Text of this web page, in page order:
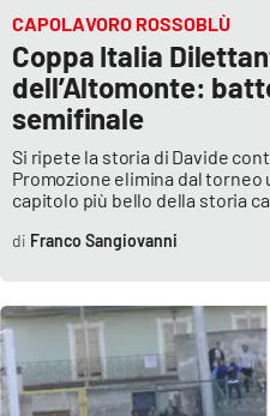
Lacitymag.it
Lacapitalenews.it
Ilreggino.it
Cosenzachannel.it
Catanzarochannel.it
CAPOLAVORO ROSSOBLÙ
Coppa Italia
dell’Altomonte:
semifinale
Si ripete la storia di Davide
Promozione elimina dal torneo
capitolo più bello della storia
Franco Sangiovanni